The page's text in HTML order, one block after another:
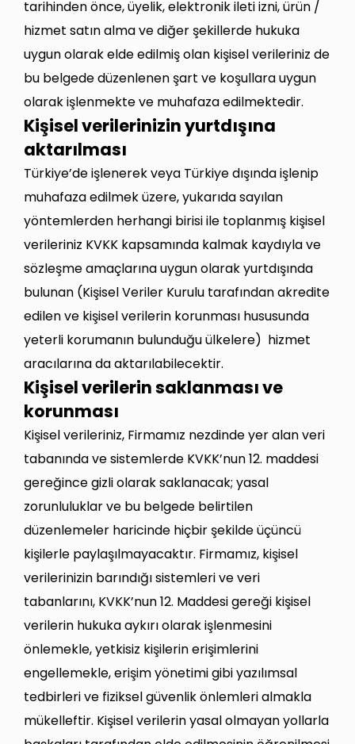
tarihinden önce, üyelik, elektronik ileti izni, ürün /
hizmet satın alma ve diğer şekillerde hukuka
uygun olarak elde edilmiş olan kişisel verileriniz de
bu belgede düzenlenen şart ve koşullara uygun
olarak işlenmekte ve muhafaza edilmektedir.
Kişisel verilerinizin yurtdışına
aktarılması
Türkiye’de işlenerek veya Türkiye dışında işlenip
muhafaza edilmek üzere, yukarıda sayılan
yöntemlerden herhangi birisi ile toplanmış kişisel
verileriniz KVKK kapsamında kalmak kaydıyla ve
sözleşme amaçlarına uygun olarak yurtdışında
bulunan (Kişisel Veriler Kurulu tarafından akredite
edilen ve kişisel verilerin korunması hususunda
yeterli korumanın bulunduğu ülkelere) hizmet
aracılarına da aktarılabilecektir.
Kişisel verilerin saklanması ve
korunması
Kişisel verileriniz, Firmamız nezdinde yer alan veri
tabanında ve sistemlerde KVKK’nun 12. maddesi
gereğince gizli olarak saklanacak; yasal
zorunluluklar ve bu belgede belirtilen
düzenlemeler haricinde hiçbir şekilde üçüncü
kişilerle paylaşılmayacaktır. Firmamız, kişisel
verilerinizin barındığı sistemleri ve veri
tabanlarını, KVKK’nun 12. Maddesi gereği kişisel
verilerin hukuka aykırı olarak işlenmesini
önlemekle, yetkisiz kişilerin erişimlerini
engellemekle, erişim yönetimi gibi yazılımsal
tedbirleri ve fiziksel güvenlik önlemleri almakla
mükelleftir. Kişisel verilerin yasal olmayan yollarla